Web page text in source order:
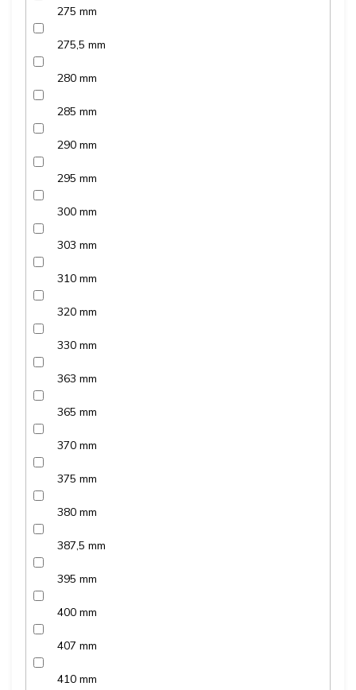
275 mm
275,5 mm
280 mm
285 mm
290 mm
295 mm
300 mm
303 mm
310 mm
320 mm
330 mm
363 mm
365 mm
370 mm
375 mm
380 mm
387,5 mm
395 mm
400 mm
407 mm
410 mm